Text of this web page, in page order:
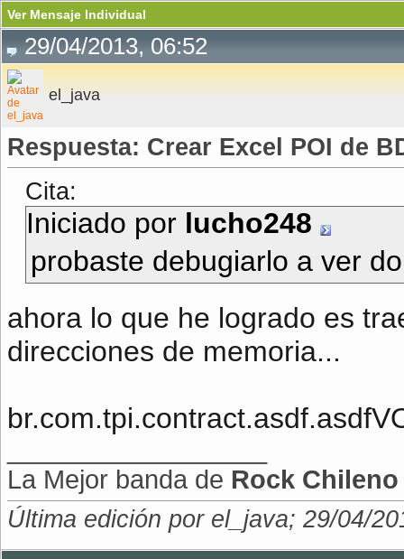
Ver Mensaje Individual
29/04/2013, 06:52
el_java
Respuesta: Crear Excel POI de
Cita:
Iniciado por lucho248
probaste debugiarlo a ver
ahora lo que he logrado es
direcciones de memoria...
La Mejor banda de Rock Chileno
Última edición por el_java; 29/04/